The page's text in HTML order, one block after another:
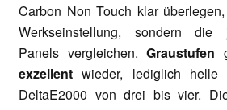
Carbon Non Touch klar
Werkseinstellung, sondern die
Panels vergleichen.Graustufen
exzellentwieder, lediglich helle
DeltaE2000 von drei bis vier.